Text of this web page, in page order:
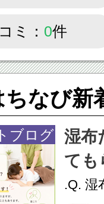
ミ： 0件
ちなび新
ブログ
湿布
ても
.Q. 湿